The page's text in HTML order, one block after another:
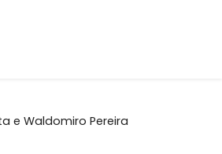
e Waldomiro Pereira